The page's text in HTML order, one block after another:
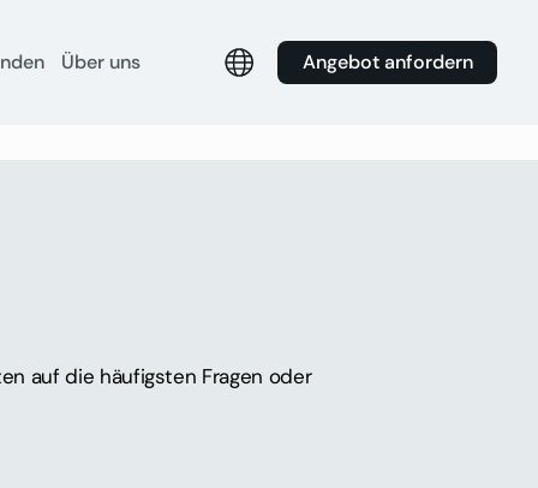
Über uns Angebot anfordern
auf die häufigsten Fragen oder